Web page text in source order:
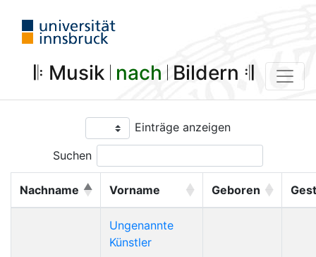
𝄆 Musik 𝄀 nach 𝄀 Bildern 𝄇
Einträge anzeigen
Suchen
Nachname Vorname Geboren
Ungenannte
Künstler